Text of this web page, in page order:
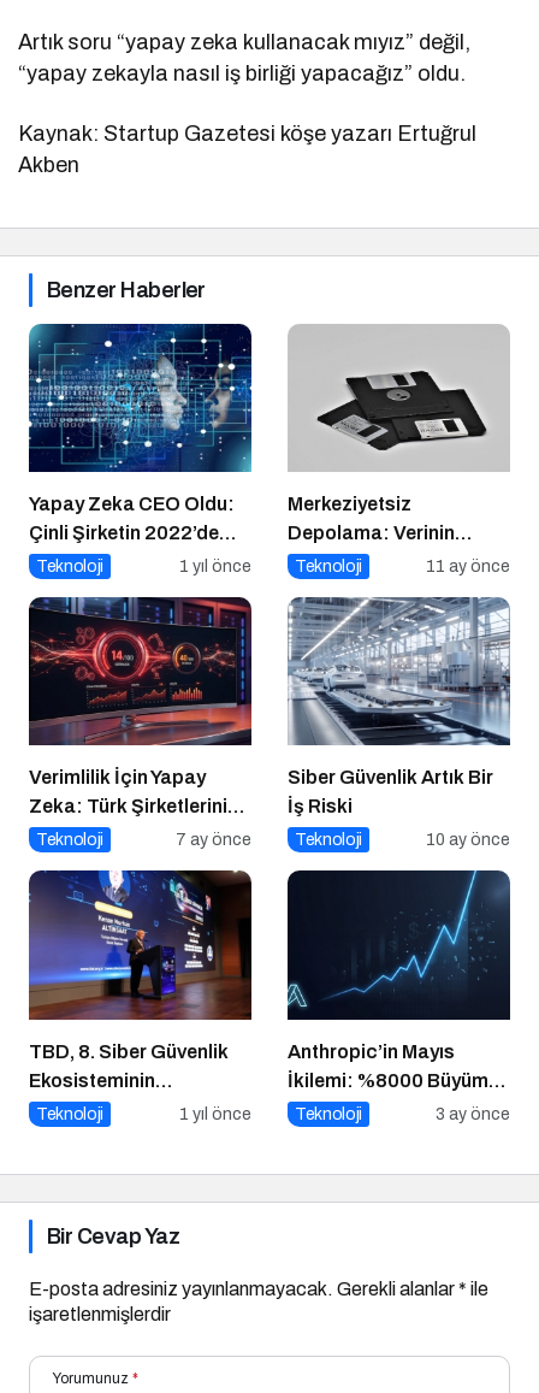
Artık soru “yapay zeka kullanacak mıyız” değil,
“yapay zekayla nasıl iş birliği yapacağız” oldu.
Kaynak: Startup Gazetesi köşe yazarı Ertuğrul
Akben
Benzer Haberler
Yapay Zeka CEO Oldu:
Çinli Şirketin 2022’de
Attığı Adım Yeniden
Teknoloji 1 yıl önce
Merkeziyetsiz
Depolama: Verinin
Geleceği Web3 ile
Teknoloji 11 ay önce
Verimlilik İçin Yapay
Zeka: Türk Şirketlerinin
Skoru 100 Üzerinden
Teknoloji 7 ay önce
Siber Güvenlik Artık Bir
İş Riski
Teknoloji 10 ay önce
TBD, 8. Siber Güvenlik
Ekosisteminin
Geliştirilmesi Zirvesi’ni
Teknoloji 1 yıl önce
Anthropic’in Mayıs
İkilemi: %8000 Büyüme
+ Kendini Geliştiren
Teknoloji 3 ay önce
Bir Cevap Yaz
E-posta adresiniz yayınlanmayacak. Gerekli alanlar* ile
işaretlenmişlerdir
Yorumunuz *